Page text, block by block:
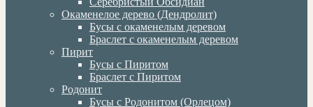
Окаменелое дерево (Дендролит)
Бусы с окаменелым деревом
Браслет с окаменелым деревом
Пирит
Бусы с Пиритом
Браслет с Пиритом
Родонит
Бусы с Родонитом (Орлецом)